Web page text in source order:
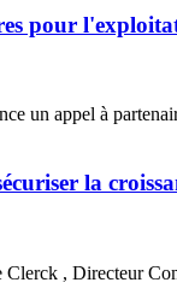
pour
un appel à
la
, Directeur